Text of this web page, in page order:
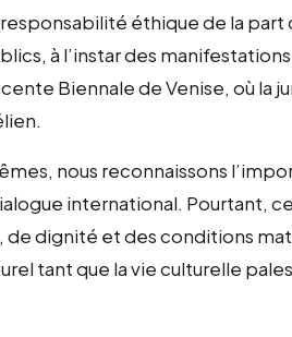
éthique de la part
à l’instar des
Biennale de Venise, où la
nous reconnaissons
international. Pourtant,
dignité et des conditions
tant que la vie culturelle